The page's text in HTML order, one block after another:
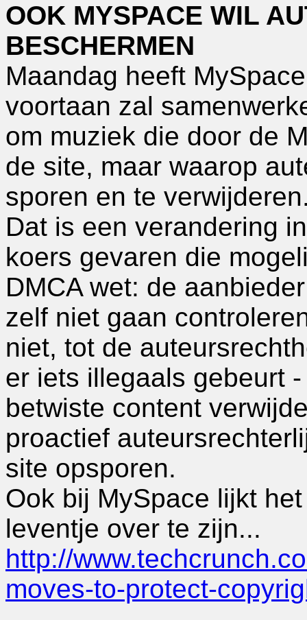
OOK MYSPACE WIL
BESCHERMEN
Maandag heeft
voortaan zal
om muziek die door de
de site, maar waarop
sporen en te
Dat is een verandering
koers gevaren die
DMCA wet: de
zelf niet gaan
niet, tot de
er iets illegaals gebeurt
betwiste content
proactief
site opsporen.
Ook bij MySpace lijkt
leventje over te zijn...
http://
moves-to-protect-